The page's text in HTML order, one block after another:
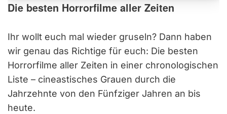
Die besten Horrorfilme aller Zeiten
Ihr wollt euch mal wieder gruseln? Dann haben
wir genau das Richtige für euch: Die besten
Horrorfilme aller Zeiten in einer chronologischen
Liste – cineastisches Grauen durch die
Jahrzehnte von den Fünfziger Jahren an bis
heute.